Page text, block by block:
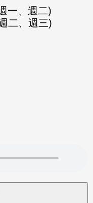
一、週二)
二、週三)